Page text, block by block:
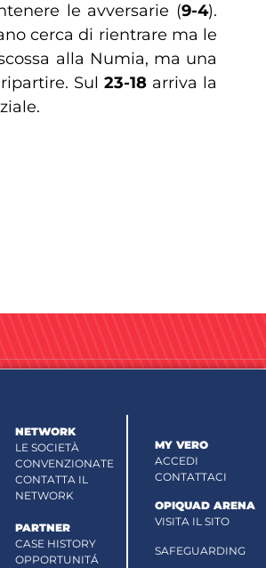
le avversarie (9-4).
cerca di rientrare ma le
alla Numia, ma una
Sul 23-18arriva la
NETWORK
LE SOCIETÀ
CONVENZIONATE
CONTATTA IL
NETWORK
PARTNER
CASE HISTORY
OPPORTUNITÁ
MY VERO
ACCEDI
CONTATTACI
OPIQUAD ARENA
VISITA IL SITO
SAFEGUARDING